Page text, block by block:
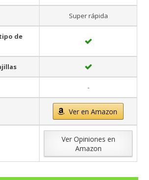
Super rápida
de
-
Ver en Amazon
Ver Opiniones en
Amazon